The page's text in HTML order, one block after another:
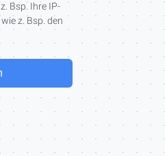
Bsp. Ihre IP-
z. Bsp. den